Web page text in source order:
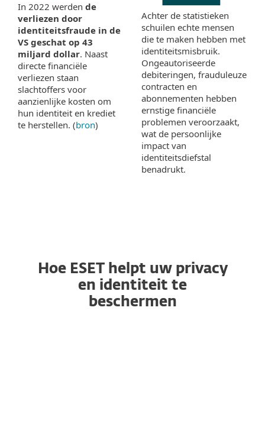
In 2022 werden de
verliezen door
identiteitsfraude in de
VS geschat op 43
miljard dollar. Naast
directe financiële
verliezen staan
slachtoffers voor
aanzienlijke kosten om
hun identiteit en krediet
te herstellen. (bron)
Achter de statistieken
schuilen echte mensen
die te maken hebben met
identiteitsmisbruik.
Ongeautoriseerde
debiteringen, frauduleuze
contracten en
abonnementen hebben
ernstige financiële
problemen veroorzaakt,
wat de persoonlijke
impact van
identiteitsdiefstal
benadrukt.
Hoe ESET helpt uw privacy
en identiteit te
beschermen